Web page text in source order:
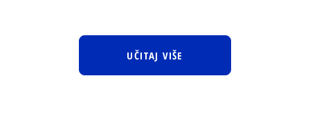
UČITAJ VIŠE